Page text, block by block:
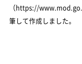
（https://
筆して作成しました。